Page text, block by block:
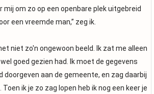
mij om zo op een openbare plek uitgebreid
een vreemde man,” zeg ik.
niet zo'n ongewoon beeld. Ik zat me alleen
goed gezien had. Ik moet de gegevens
doorgeven aan de gemeente, en zag daarbij
ik je zo zag lopen heb ik nog een keer je